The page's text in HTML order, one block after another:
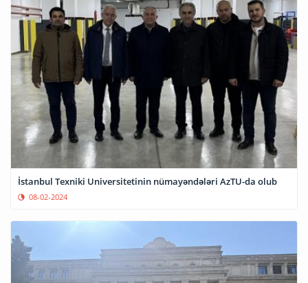
İstanbul Texniki Universitetinin nümayəndələri AzTU-da olub
08-02-2024